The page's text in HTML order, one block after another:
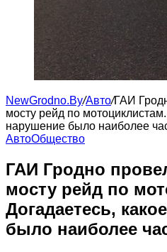
NewGrodno.By/Авто/ГАИ
мосту рейд по
нарушение было наиболее
АвтоОбщество
ГАИ Гродно
мосту рейд по
Догадаетесь,
было наиболее